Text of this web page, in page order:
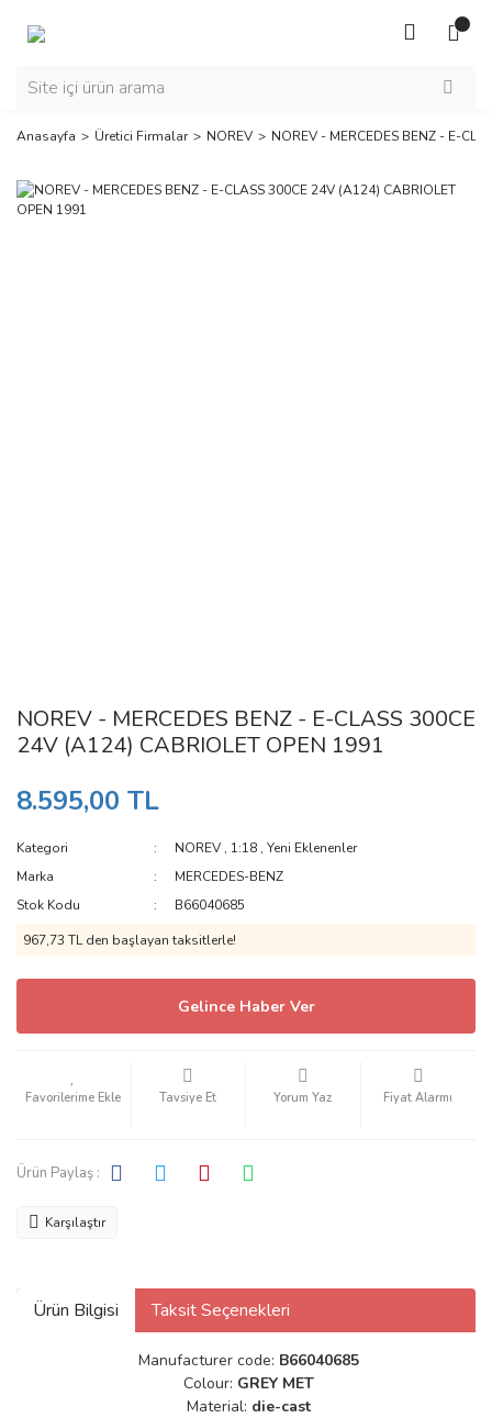
Anasayfa Üretici Firmalar NOREV NOREV - MERCEDES BENZ - E-
NOREV - MERCEDES BENZ - E-CLASS 300CE
24V (A124) CABRIOLET OPEN 1991
8.595,00 TL
Kategori NOREV , 1:18 ,Yeni Eklenenler
Marka
MERCEDES-BENZ
Stok Kodu
B66040685
967,73 TL den başlayan taksitlerle!
Gelince Haber Ver
Tavsiye Et Yorum Yaz Fiyat Alarmı
Ürün Paylaş :
Karşılaştır
Ürün Bilgisi Taksit Seçenekleri
Manufacturer code: B66040685
Colour: GREY MET
Material: die-cast